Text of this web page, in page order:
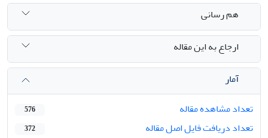
هم رسانی
ارجاع به این مقاله
آمار
تعداد مشاهده مقاله
576
تعداد دریافت فایل اصل مقاله 372